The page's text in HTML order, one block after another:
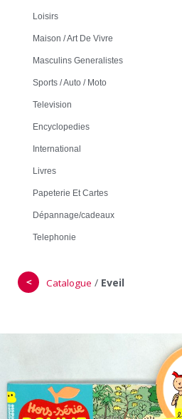
Loisirs
Maison / Art De Vivre
Masculins Generalistes
Sports / Auto / Moto
Television
Encyclopedies
International
Livres
Papeterie Et Cartes
Dépannage/cadeaux
Telephonie
＜ Catalogue / Eveil